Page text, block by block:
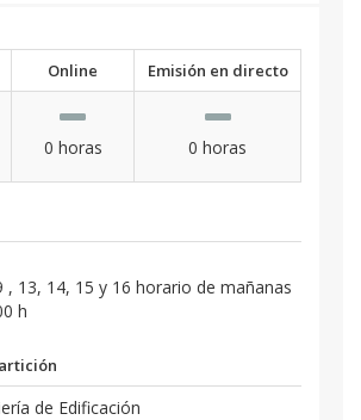
Online Emisión en directo
0 horas 0 horas
, 13, 14, 15 y 16 horario de mañanas
h
de Edificación